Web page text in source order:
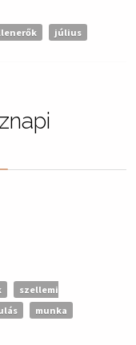
július
szellemi
munka